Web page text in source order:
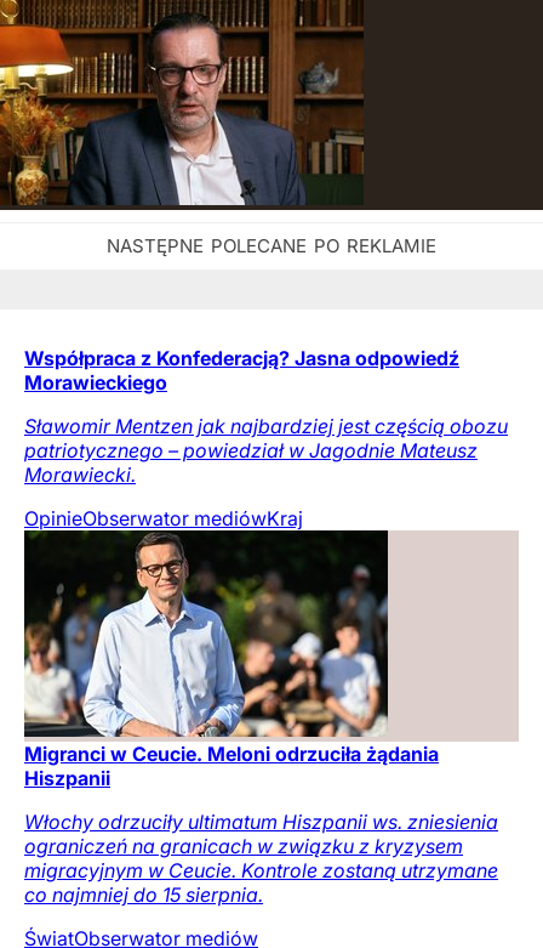
Współpraca z Konfederacją? Jasna odpowiedź
Morawieckiego
Sławomir Mentzen jak najbardziej jest częścią obozu
patriotycznego – powiedział w Jagodnie Mateusz
Morawiecki.
OpinieObserwator mediówKraj
Migranci w Ceucie. Meloni odrzuciła żądania
Hiszpanii
Włochy odrzuciły ultimatum Hiszpanii ws. zniesienia
ograniczeń na granicach w związku z kryzysem
migracyjnym w Ceucie. Kontrole zostaną utrzymane
co najmniej do 15 sierpnia.
ŚwiatObserwator mediów